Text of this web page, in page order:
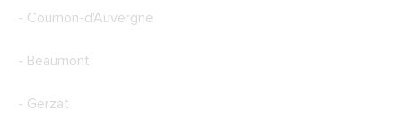
- Cournon-d'Auvergne
- Beaumont
- Gerzat